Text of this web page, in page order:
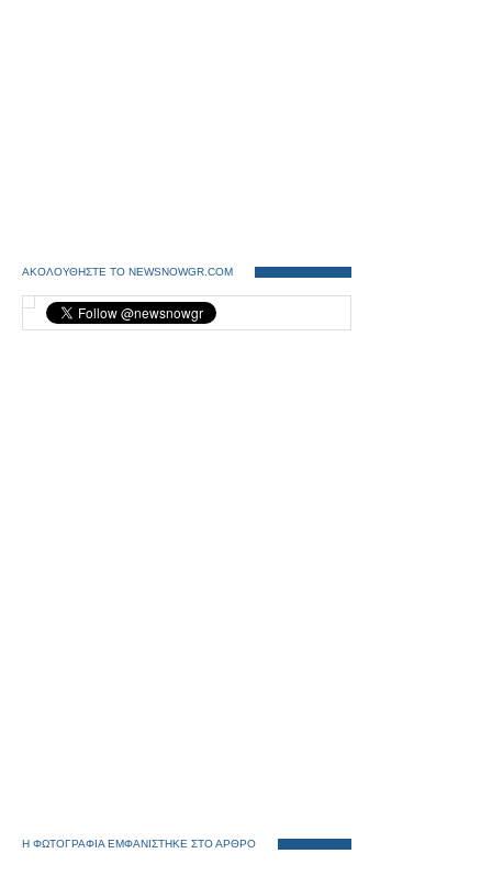
ΑΚΟΛΟΥΘΗΣΤΕ ΤΟ NEWSNOWGR.COM
Η ΦΩΤΟΓΡΑΦΙΑ ΕΜΦΑΝΙΣΤΗΚΕ ΣΤΟ ΑΡΘΡΟ